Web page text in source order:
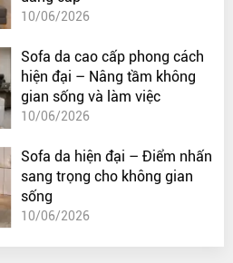
10/06/2026
Sofa da cao cấp phong cách
hiện đại – Nâng tầm không
gian sống và làm việc
10/06/2026
Sofa da hiện đại – Điểm nhấn
sang trọng cho không gian
sống
10/06/2026